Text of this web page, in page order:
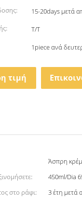
15-20days μετά
T/T
1piece ανά
τιμή
Άσπρη
450ml/Dia
στο ράφι:
3 έτη μετά